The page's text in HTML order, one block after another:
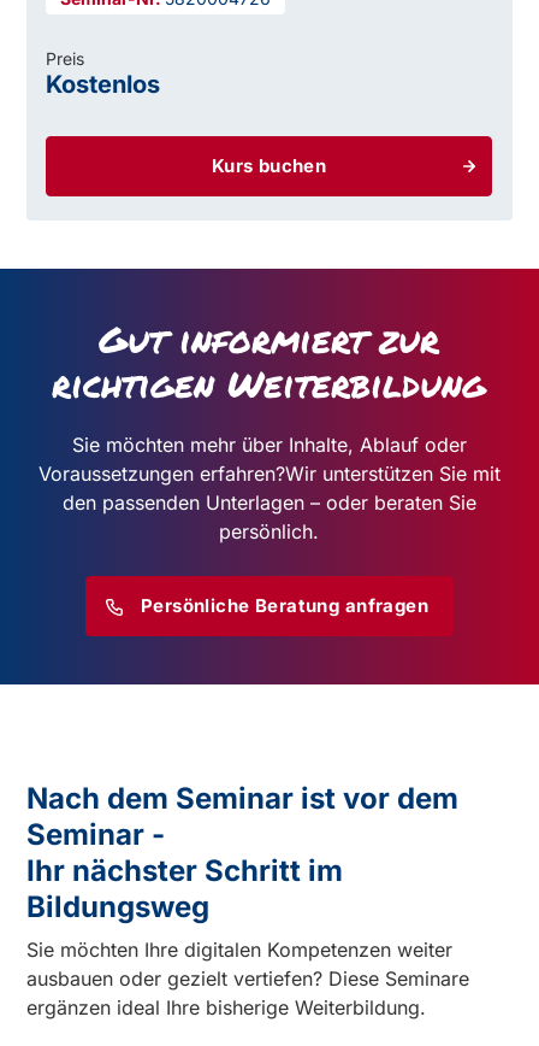
Kurs buchen
Preis
Kostenlos
Gut informiert zur
richtigen Weiterbildung
Sie möchten mehr über Inhalte, Ablauf oder
Voraussetzungen erfahren?Wir unterstützen Sie mit
den passenden Unterlagen – oder beraten Sie
persönlich.
Persönliche Beratung anfragen
Nach dem Seminar ist vor dem
Seminar -
Ihr nächster Schritt im
Bildungsweg
Sie möchten Ihre digitalen Kompetenzen weiter
ausbauen oder gezielt vertiefen? Diese Seminare
ergänzen ideal Ihre bisherige Weiterbildung.